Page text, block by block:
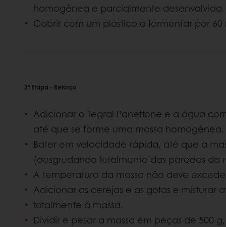
homogênea e parcialmente desenvolvida.
Cobrir com um plástico e fermentar por 60
2ª Etapa - Reforço
Adicionar o Tegral Panettone e a água
até que se forme uma massa homogênea.
Bater em velocidade rápida, até que a
(desgrudando totalmente das paredes da
A temperatura da massa não deve
Adicionar as cerejas e as gotas e misturar
totalmente à massa.
Dividir e pesar a massa em peças de 500